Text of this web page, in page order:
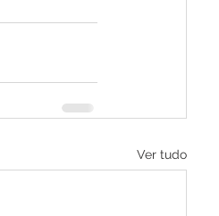
Ver tudo